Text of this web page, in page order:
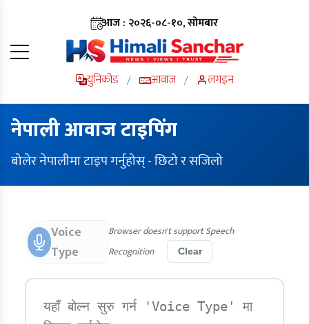
आज : २०२६-०८-१०, सोमबार
युनिकोड / आवाज / लगइन
नेपाली आवाज टाइपिंग
बोलेर नेपालीमा टाइप गर्नुहोस् - छिटो र सजिलो
Voice
Type
Browser doesn't support Speech
Recognition
Clear